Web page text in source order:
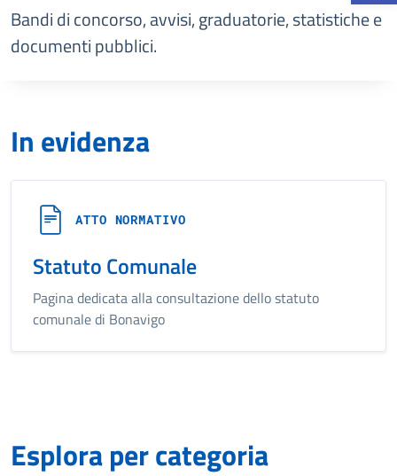
Bandi di concorso, avvisi, graduatorie, statistiche e
documenti pubblici.
In evidenza
ATTO NORMATIVO
Statuto Comunale
Pagina dedicata alla consultazione dello statuto
comunale di Bonavigo
Esplora per categoria